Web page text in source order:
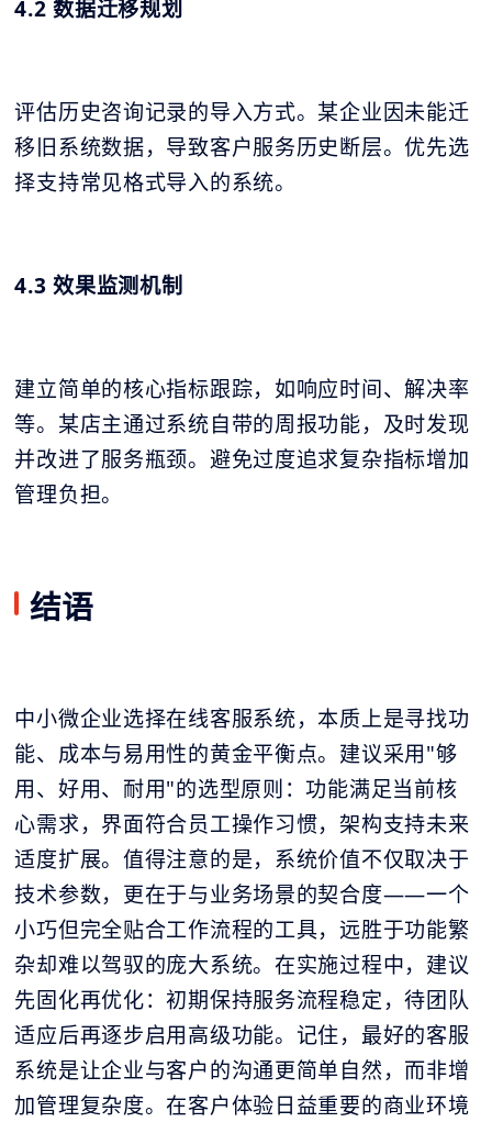
4.2 数据迁移规划
评估历史咨询记录的导入方式。某企业因未能迁
移旧系统数据，导致客户服务历史断层。优先选
择支持常见格式导入的系统。
4.3 效果监测机制
建立简单的核心指标跟踪，如响应时间、解决率
等。某店主通过系统自带的周报功能，及时发现
并改进了服务瓶颈。避免过度追求复杂指标增加
管理负担。
结语
中小微企业选择在线客服系统，本质上是寻找功
能、成本与易用性的黄金平衡点。建议采用"够
用、好用、耐用"的选型原则：功能满足当前核
心需求，界面符合员工操作习惯，架构支持未来
适度扩展。值得注意的是，系统价值不仅取决于
技术参数，更在于与业务场景的契合度——一个
小巧但完全贴合工作流程的工具，远胜于功能繁
杂却难以驾驭的庞大系统。在实施过程中，建议
先固化再优化：初期保持服务流程稳定，待团队
适应后再逐步启用高级功能。记住，最好的客服
系统是让企业与客户的沟通更简单自然，而非增
加管理复杂度。在客户体验日益重要的商业环境